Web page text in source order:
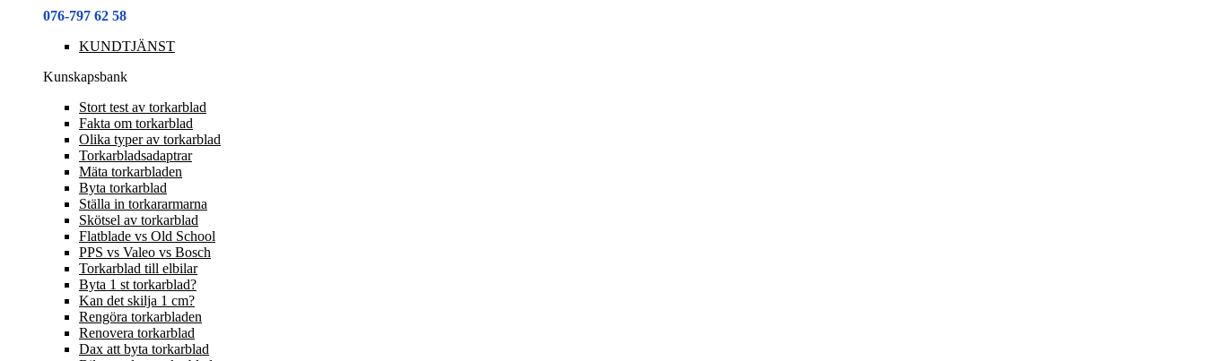
076-797 62 58
KUNDTJÄNST
Kunskapsbank
Stort test av torkarblad
Fakta om torkarblad
Olika typer av torkarblad
Torkarbladsadaptrar
Mäta torkarbladen
Byta torkarblad
Ställa in torkararmarna
Skötsel av torkarblad
Flatblade vs Old School
PPS vs Valeo vs Bosch
Torkarblad till elbilar
Byta 1 st torkarblad?
Kan det skilja 1 cm?
Rengöra torkarbladen
Renovera torkarblad
Dax att byta torkarblad